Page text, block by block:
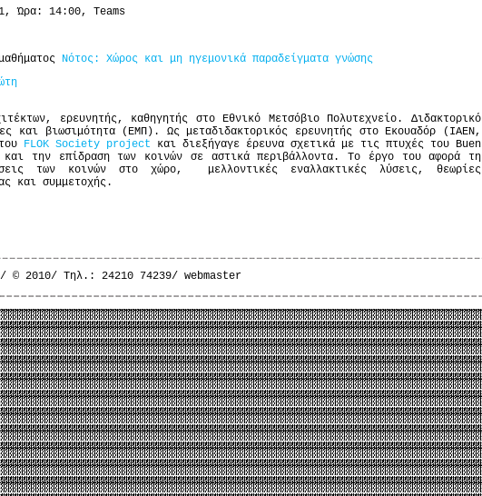
Ώρα: 14:00, Teams
Νότος: Χώρος και μη ηγεμονικά παραδείγματα γνώσης
ερευνητής, καθηγητής στο Εθνικό Μετσόβιο Πολυτεχνείο. Διδακτορικό
και βιωσιμότητα (ΕΜΠ). Ως μεταδιδακτορικός ερευνητής στο Εκουαδόρ (ΙΑΕΝ,
FLOK Society project και διεξήγαγε έρευνα σχετικά με τις πτυχές του Buen
την επίδραση των κοινών σε αστικά περιβάλλοντα. Το έργο του αφορά τη
των κοινών στο χώρο, μελλοντικές εναλλακτικές λύσεις, θεωρίες
και συμμετοχής.
© 2010/ Τηλ.: 24210 74239/ webmaster